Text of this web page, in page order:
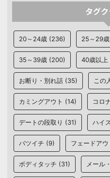
タグ
20～24歳 (236) 25～29歳
35～39歳 (200) 40歳以上
お断り・別れ話 (35) この
カミングアウト (14) コロ
デートの段取り (31) ハイ
バツイチ (9) フェードアウ
ボディタッチ (31) メール